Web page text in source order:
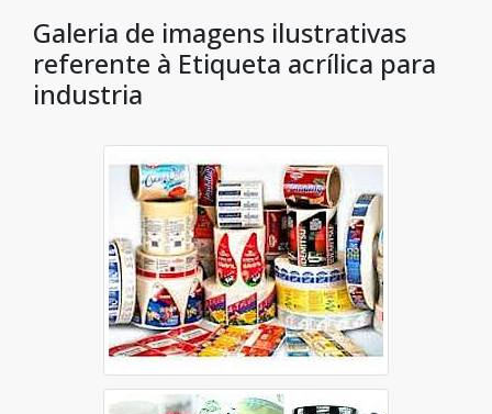
Galeria de imagens ilustrativas
referente à Etiqueta acrílica para
industria